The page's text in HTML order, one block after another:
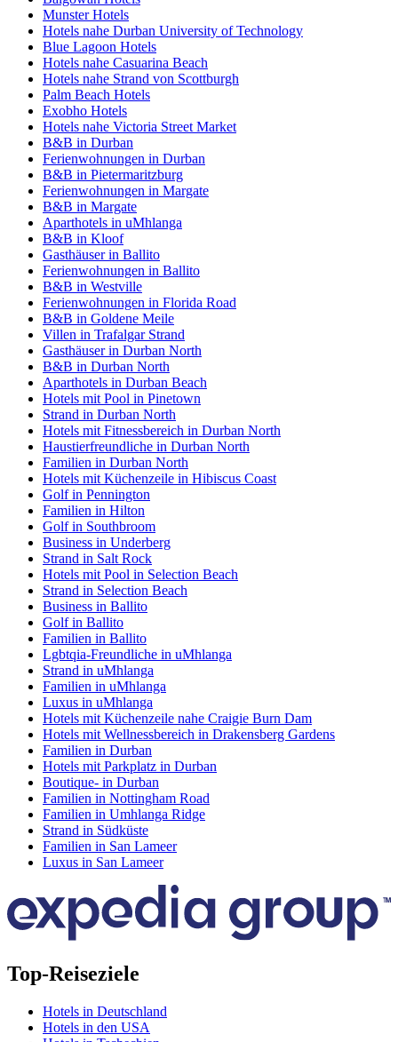
Munster Hotels
Hotels nahe Durban University of Technology
Blue Lagoon Hotels
Hotels nahe Casuarina Beach
Hotels nahe Strand von Scottburgh
Palm Beach Hotels
Exobho Hotels
Hotels nahe Victoria Street Market
B&B in Durban
Ferienwohnungen in Durban
B&B in Pietermaritzburg
Ferienwohnungen in Margate
B&B in Margate
Aparthotels in uMhlanga
B&B in Kloof
Gasthäuser in Ballito
Ferienwohnungen in Ballito
B&B in Westville
Ferienwohnungen in Florida Road
B&B in Goldene Meile
Villen in Trafalgar Strand
Gasthäuser in Durban North
B&B in Durban North
Aparthotels in Durban Beach
Hotels mit Pool in Pinetown
Strand in Durban North
Hotels mit Fitnessbereich in Durban North
Haustierfreundliche in Durban North
Familien in Durban North
Hotels mit Küchenzeile in Hibiscus Coast
Golf in Pennington
Familien in Hilton
Golf in Southbroom
Business in Underberg
Strand in Salt Rock
Hotels mit Pool in Selection Beach
Strand in Selection Beach
Business in Ballito
Golf in Ballito
Familien in Ballito
Lgbtqia-Freundliche in uMhlanga
Strand in uMhlanga
Familien in uMhlanga
Luxus in uMhlanga
Hotels mit Küchenzeile nahe Craigie Burn Dam
Hotels mit Wellnessbereich in Drakensberg Gardens
Familien in Durban
Hotels mit Parkplatz in Durban
Boutique- in Durban
Familien in Nottingham Road
Familien in Umhlanga Ridge
Strand in Südküste
Familien in San Lameer
Luxus in San Lameer
Top-Reiseziele
Hotels in Deutschland
Hotels in den USA